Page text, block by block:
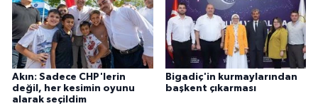
Akın: Sadece CHP'lerin
değil, her kesimin oyunu
alarak seçildim
Bigadiç'in kurmaylarından
başkent çıkarması